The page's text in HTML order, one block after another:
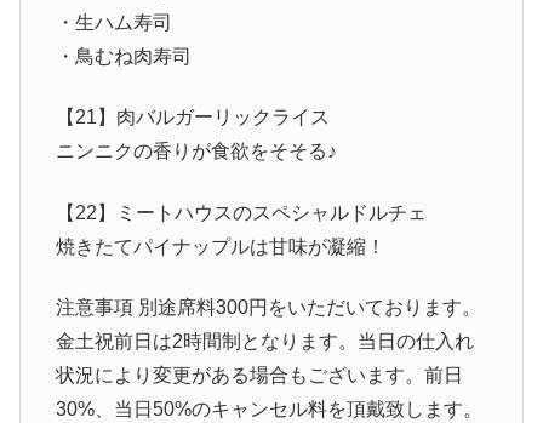
・生ハム寿司
・鳥むね肉寿司
【21】肉バルガーリックライス
ニンニクの香りが食欲をそそる♪
【22】ミートハウスのスペシャルドルチェ
焼きたてパイナップルは甘味が凝縮！
注意事項 別途席料300円をいただいております。
金土祝前日は2時間制となります。当日の仕入れ
状況により変更がある場合もございます。前日
30%、当日50%のキャンセル料を頂戴致します。